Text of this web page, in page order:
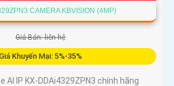
CAMERA KBVISION (4MP)
Giá Bán: liên hệ
Giá Khuyến Mại: 5%-35%
AI IP KX-DDAi4329ZPN3 chính hãng